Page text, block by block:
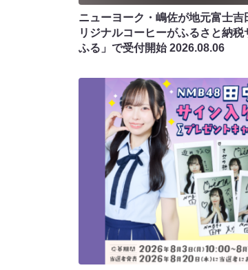
ニューヨーク・嶋佐が地元富士吉
リジナルコーヒーがふるさと納税
ふる」で受付開始2026.08.06